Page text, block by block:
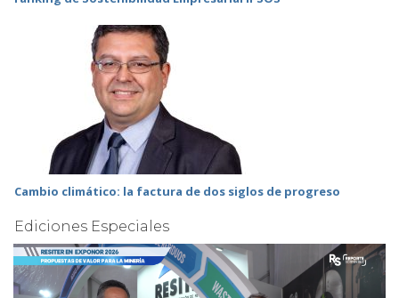
Cambio climático: la factura de dos siglos de progreso
Ediciones Especiales